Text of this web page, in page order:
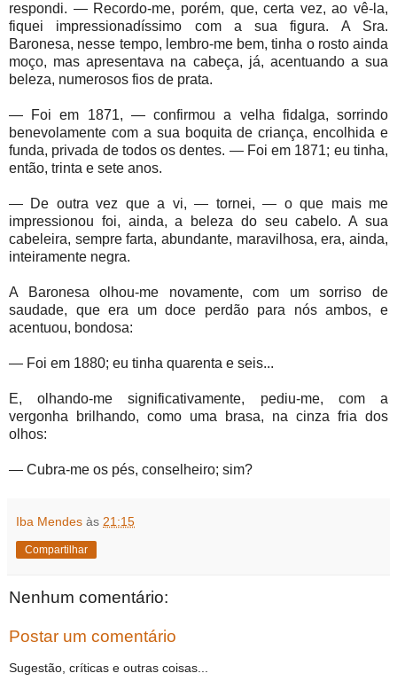
respondi. — Recordo-me, porém, que, certa vez, ao vê-la,
fiquei impressionadíssimo com a sua figura. A Sra.
Baronesa, nesse tempo, lembro-me bem, tinha o rosto ainda
moço, mas apresentava na cabeça, já, acentuando a sua
beleza, numerosos fios de prata.
— Foi em 1871, — confirmou a velha fidalga, sorrindo
benevolamente com a sua boquita de criança, encolhida e
funda, privada de todos os dentes. — Foi em 1871; eu tinha,
então, trinta e sete anos.
— De outra vez que a vi, — tornei, — o que mais me
impressionou foi, ainda, a beleza do seu cabelo. A sua
cabeleira, sempre farta, abundante, maravilhosa, era, ainda,
inteiramente negra.
A Baronesa olhou-me novamente, com um sorriso de
saudade, que era um doce perdão para nós ambos, e
acentuou, bondosa:
— Foi em 1880; eu tinha quarenta e seis...
E, olhando-me significativamente, pediu-me, com a
vergonha brilhando, como uma brasa, na cinza fria dos
olhos:
— Cubra-me os pés, conselheiro; sim?
Iba Mendes às 21:15
Compartilhar
Nenhum comentário:
Postar um comentário
Sugestão, críticas e outras coisas...